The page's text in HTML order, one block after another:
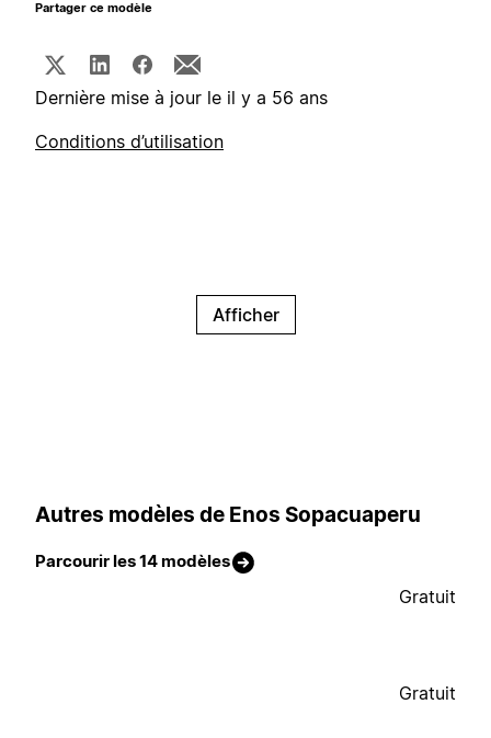
Partager ce modèle
Dernière mise à jour le il y a 56 ans
Conditions d’utilisation
Afficher
Autres modèles de Enos Sopacuaperu
Parcourir les 14 modèles
Gratuit
Gratuit